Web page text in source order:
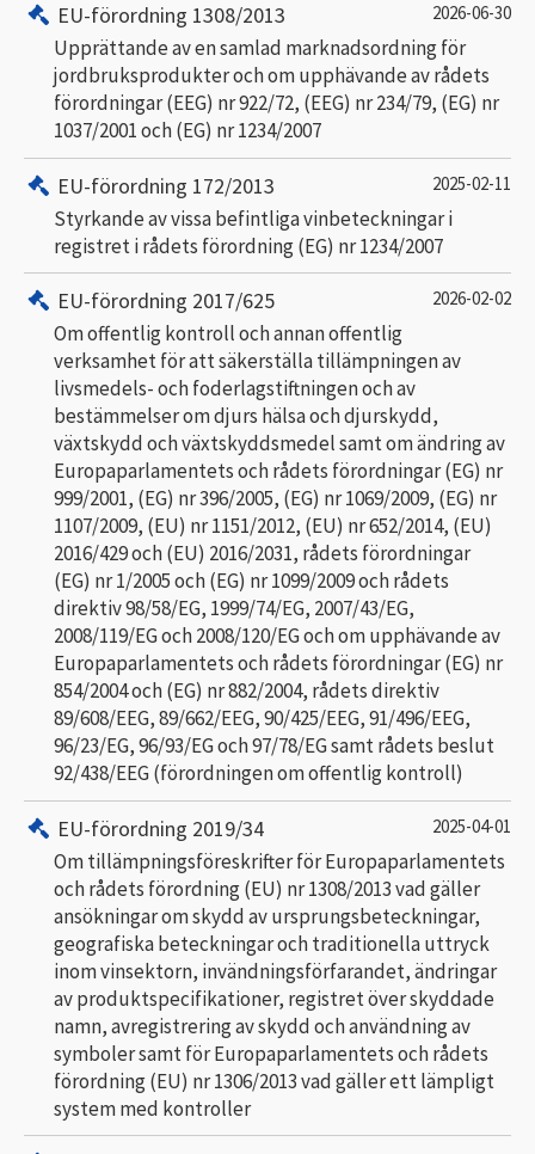
EU-förordning 1308/2013 2026-06-30
Upprättande av en samlad marknadsordning för
jordbruksprodukter och om upphävande av rådets
förordningar (EEG) nr 922/72, (EEG) nr 234/79, (EG) nr
1037/2001 och (EG) nr 1234/2007
EU-förordning 172/2013 2025-02-11
Styrkande av vissa befintliga vinbeteckningar i
registret i rådets förordning (EG) nr 1234/2007
EU-förordning 2017/625 2026-02-02
Om offentlig kontroll och annan offentlig
verksamhet för att säkerställa tillämpningen av
livsmedels- och foderlagstiftningen och av
bestämmelser om djurs hälsa och djurskydd,
växtskydd och växtskyddsmedel samt om ändring av
Europaparlamentets och rådets förordningar (EG) nr
999/2001, (EG) nr 396/2005, (EG) nr 1069/2009, (EG) nr
1107/2009, (EU) nr 1151/2012, (EU) nr 652/2014, (EU)
2016/429 och (EU) 2016/2031, rådets förordningar
(EG) nr 1/2005 och (EG) nr 1099/2009 och rådets
direktiv 98/58/EG, 1999/74/EG, 2007/43/EG,
2008/119/EG och 2008/120/EG och om upphävande av
Europaparlamentets och rådets förordningar (EG) nr
854/2004 och (EG) nr 882/2004, rådets direktiv
89/608/EEG, 89/662/EEG, 90/425/EEG, 91/496/EEG,
96/23/EG, 96/93/EG och 97/78/EG samt rådets beslut
92/438/EEG (förordningen om offentlig kontroll)
EU-förordning 2019/34 2025-04-01
Om tillämpningsföreskrifter för Europaparlamentets
och rådets förordning (EU) nr 1308/2013 vad gäller
ansökningar om skydd av ursprungsbeteckningar,
geografiska beteckningar och traditionella uttryck
inom vinsektorn, invändningsförfarandet, ändringar
av produktspecifikationer, registret över skyddade
namn, avregistrering av skydd och användning av
symboler samt för Europaparlamentets och rådets
förordning (EU) nr 1306/2013 vad gäller ett lämpligt
system med kontroller